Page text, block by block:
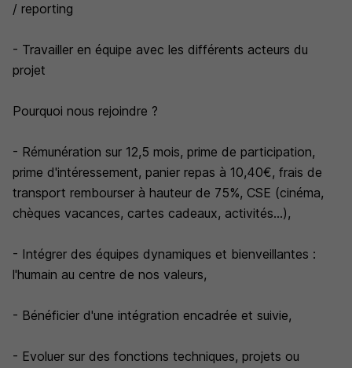
/ reporting
- Travailler en équipe avec les différents acteurs du
projet
Pourquoi nous rejoindre ?
- Rémunération sur 12,5 mois, prime de participation,
prime d'intéressement, panier repas à 10,40€, frais de
transport rembourser à hauteur de 75%, CSE (cinéma,
chèques vacances, cartes cadeaux, activités...),
- Intégrer des équipes dynamiques et bienveillantes :
l'humain au centre de nos valeurs,
- Bénéficier d'une intégration encadrée et suivie,
- Evoluer sur des fonctions techniques, projets ou